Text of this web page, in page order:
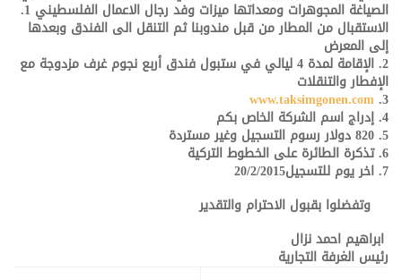
الصياغة المجوهرات ومعداتها ميزات وفد رجال الاعمال الفلسطيني 1.
الاستقبال من المطار من قبل مندوبنا ثم التنقل الى الفندق وبعدها
إلى المعرض
2. الإقامة لمدة 4 ليالي في ستبول فندق أربع نجوم غرف مزدوجة مع
الإفطار والتنقلات
3.
www.taksimgonen.com
4. إدراج اسم الشركة الخاص بكم
5. 820 دولار رسوم التسجيل وغير مستردة
6. تذكرة الطائرة على الخطوط التركية
7. اخر يوم للتسجيل20/2/2015
وتفضلوا بقبول الاحترام والتقدير
ابراهيم احمد نزال
رئيس الغرفة التجارية